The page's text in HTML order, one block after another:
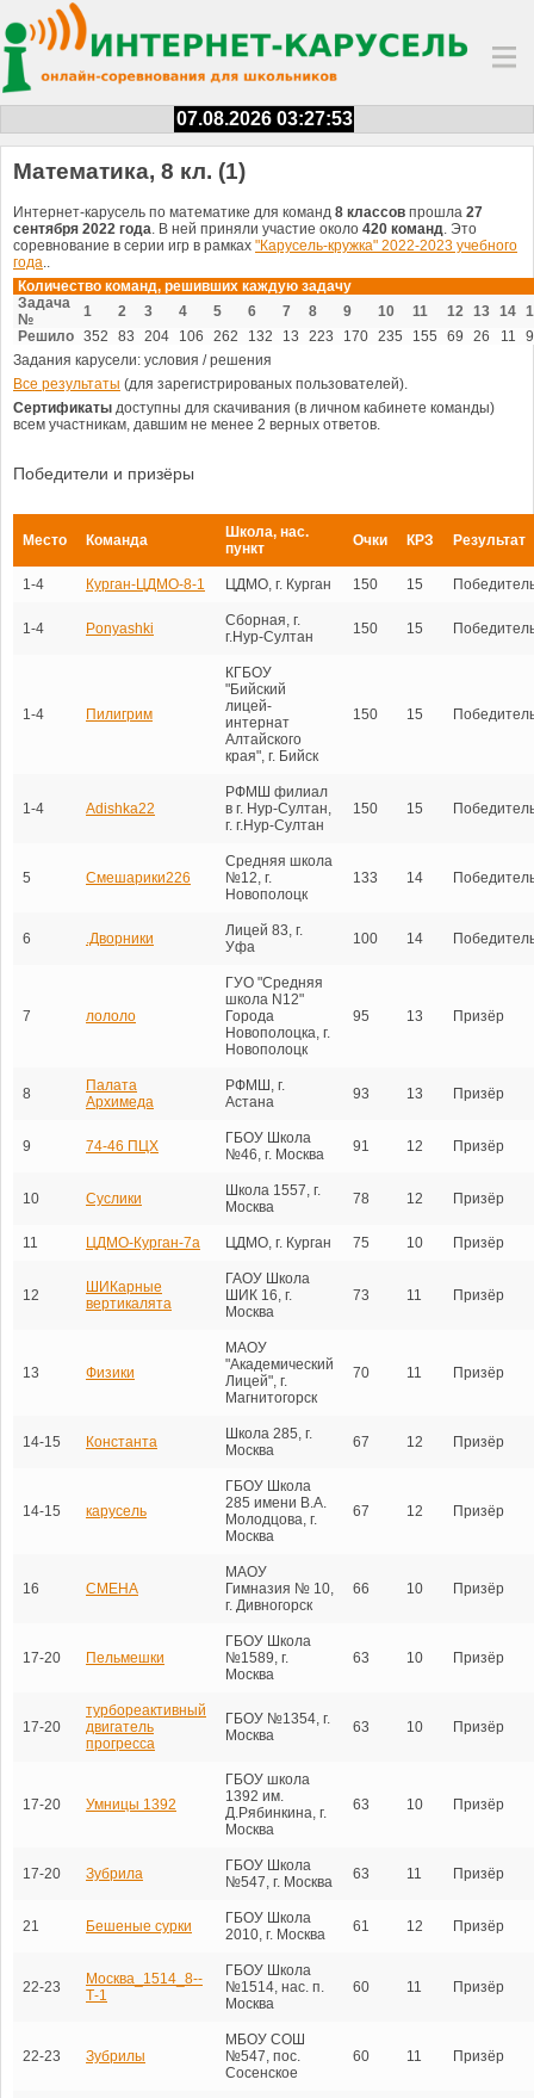
07.08.2026 03:27:53
Математика, 8 кл. (1)
Интернет-карусель по математике для команд 8 классов прошла 27
сентября 2022 года . В ней приняли участие около 420 команд . Это
соревнование в серии игр в рамках "Карусель-кружка" 2022-2023 учебного
года
Количество команд, решивших каждую задачу
Задача
№
1 2 3 4 5 6 7 8 9 10 11 12 13 14
Решило 352 83 204 106 262 132 13 223 170 235 155 69 26 11
Задания карусели: условия / решения
Все результаты (для зарегистрированых пользователей).
Сертификаты доступны для скачивания (в личном кабинете команды)
всем участникам, давшим не менее 2 верных ответов.
Победители и призёры
Место Команда
Школа, нас.
пункт
Очки КРЗ Результат
1-4 Курган-ЦДМО-8-1 ЦДМО, г. Курган 150 15
1-4 Ponyashki
Сборная, г.
г.Нур-Султан
150 15
1-4 Пилигрим
КГБОУ
"Бийский
лицей-
интернат
Алтайского
края", г. Бийск
150 15
1-4 Adishka22
РФМШ филиал
в г. Нур-Султан,
г. г.Нур-Султан
150 15
5 Смешарики226
Средняя школа
№12, г.
Новополоцк
133 14
6 .Дворники
Лицей 83, г.
Уфа
100 14
7 лололо
ГУО "Средняя
школа N12"
Города
Новополоцка, г.
Новополоцк
95 13 Призёр
8
Палата
Архимеда
РФМШ, г.
Астана
93 13 Призёр
9 74-46 ПЦХ
ГБОУ Школа
№46, г. Москва
91 12 Призёр
10 Суслики
Школа 1557, г.
Москва
78 12 Призёр
11 ЦДМО-Курган-7а ЦДМО, г. Курган 75 10 Призёр
12
ШИКарные
вертикалята
ГАОУ Школа
ШИК 16, г.
Москва
73 11 Призёр
13 Физики
МАОУ
"Академический
Лицей", г.
Магнитогорск
70 11 Призёр
14-15 Константа
Школа 285, г.
Москва
67 12 Призёр
14-15 карусель
ГБОУ Школа
285 имени В.А.
Молодцова, г.
Москва
67 12 Призёр
16 СМЕНА
МАОУ
Гимназия № 10,
г. Дивногорск
66 10 Призёр
17-20 Пельмешки
ГБОУ Школа
№1589, г.
Москва
63 10 Призёр
17-20
турбореактивный
двигатель
прогресса
ГБОУ №1354, г.
Москва
63 10 Призёр
17-20 Умницы 1392
ГБОУ школа
1392 им.
Д.Рябинкина, г.
Москва
63 10 Призёр
17-20 Зубрила
ГБОУ Школа
№547, г. Москва
63 11 Призёр
21 Бешеные сурки
ГБОУ Школа
2010, г. Москва
61 12 Призёр
22-23
Москва_1514_8--
Т-1
ГБОУ Школа
№1514, нас. п.
Москва
60 11 Призёр
22-23 Зубрилы
МБОУ СОШ
№547, пос.
Сосенское
60 11 Призёр